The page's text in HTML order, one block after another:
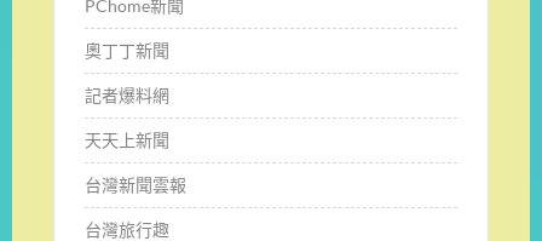
PChome新聞
奧丁丁新聞
記者爆料網
天天上新聞
台灣新聞雲報
台灣旅行趣